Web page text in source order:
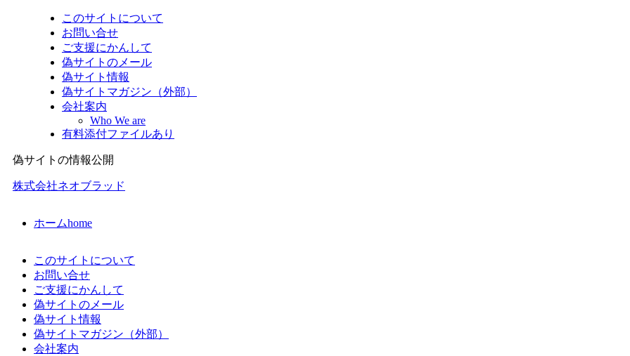
このサイトについて
お問い合せ
ご支援にかんして
偽サイトのメール
偽サイト情報
偽サイトマガジン（外部）
会社案内
Who We are
有料添付ファイルあり
偽サイトの情報公開
株式会社ネオブラッド
ホームhome
このサイトについて
お問い合せ
ご支援にかんして
偽サイトのメール
偽サイト情報
偽サイトマガジン（外部）
会社案内